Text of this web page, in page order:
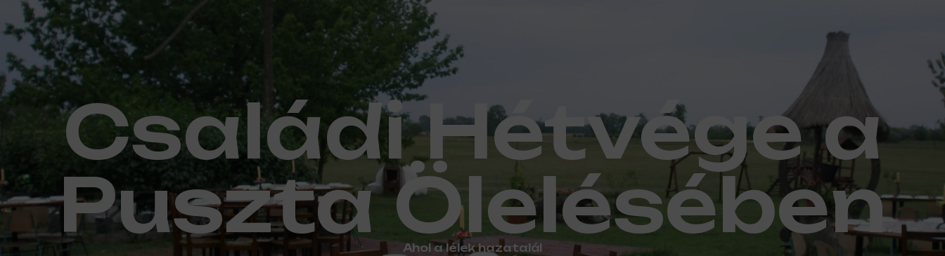
Családi Hétvége a
Puszta Ölelésében
Ahol a lélek hazatalál